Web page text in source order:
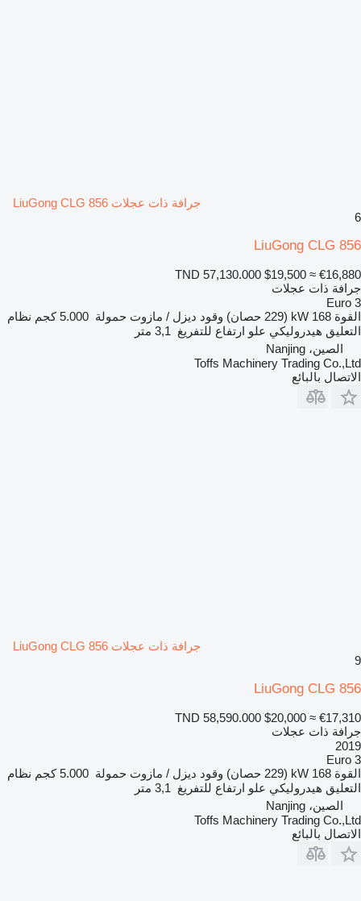
جرافة ذات عجلات LiuGong CLG 856
6
LiuGong CLG 856
TND 57,130.000 $19,500 ≈ €16,880
جرافة ذات عجلات
Euro 3
القوة 168 kW (229 حصان) وقود ديزل / مازوت حمولة 5.000 كجم
نظام
التعليق هيدروليكي علو ارتفاع للتفريغ 3,1 متر
الصين، Nanjing
Toffs Machinery Trading Co.,Ltd
الاتصال بالبائع
جرافة ذات عجلات LiuGong CLG 856
9
LiuGong CLG 856
TND 58,590.000 $20,000 ≈ €17,310
جرافة ذات عجلات
2019
Euro 3
القوة 168 kW (229 حصان) وقود ديزل / مازوت حمولة 5.000 كجم
نظام
التعليق هيدروليكي علو ارتفاع للتفريغ 3,1 متر
الصين، Nanjing
Toffs Machinery Trading Co.,Ltd
الاتصال بالبائع